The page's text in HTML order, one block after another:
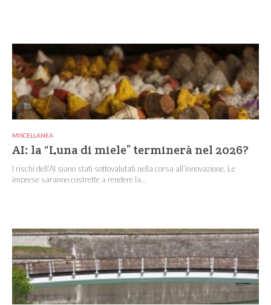
MISCELLANEA
AI: la “Luna di miele” terminerà nel 2026?
I rischi dell’AI siano stati sottovalutati nella corsa all’innovazione. Le
imprese saranno costrette a rendere la...